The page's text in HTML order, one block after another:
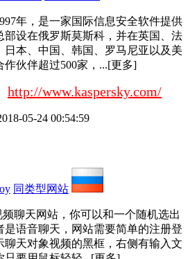
年，是一家国际信息安全软件提供
部设在俄罗斯莫斯科，并在英国、法
日本、中国、韩国、罗马尼亚以及美
伙伴超过500家，...[更多]
http://www.kaspersky.com/
05-24 00:54:59
同类型网站
频聊天网站，你可以和一个随机选出
语音聊天，网站需要简单的注册登
天对象视频的黑框，右侧有输入文